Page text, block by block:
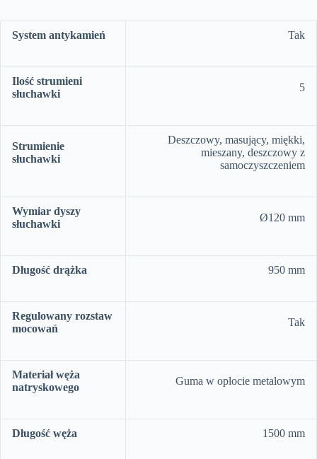
System antykamień Tak
Ilość strumieni
słuchawki
5
Strumienie
słuchawki
Deszczowy, masujący, miękki,
mieszany, deszczowy z
samoczyszczeniem
Wymiar dyszy
słuchawki
Ø120 mm
Długość drążka 950 mm
Regulowany rozstaw
mocowań
Tak
Materiał węża
natryskowego
Guma w oplocie metalowym
Długość węża 1500 mm